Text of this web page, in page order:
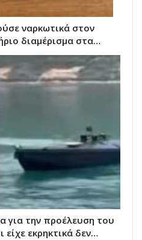
ναρκωτικά στον
διαμέρισμα στα…
για την προέλευση του
είχε εκρηκτικά δεν…